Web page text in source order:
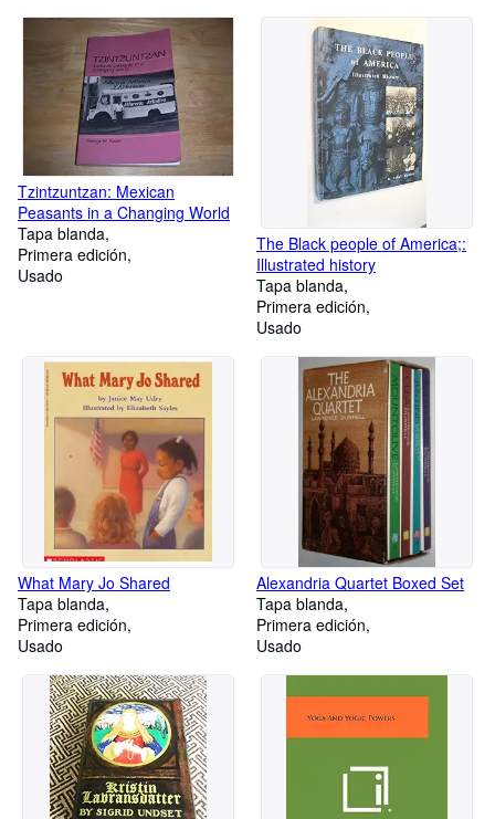
Tzintzuntzan: Mexican
Peasants in a Changing World
Tapa blanda
Primera edición
Usado
The Black people of America;:
Illustrated history
Tapa blanda
Primera edición
Usado
What Mary Jo Shared
Tapa blanda
Primera edición
Usado
Alexandria Quartet Boxed Set
Tapa blanda
Primera edición
Usado